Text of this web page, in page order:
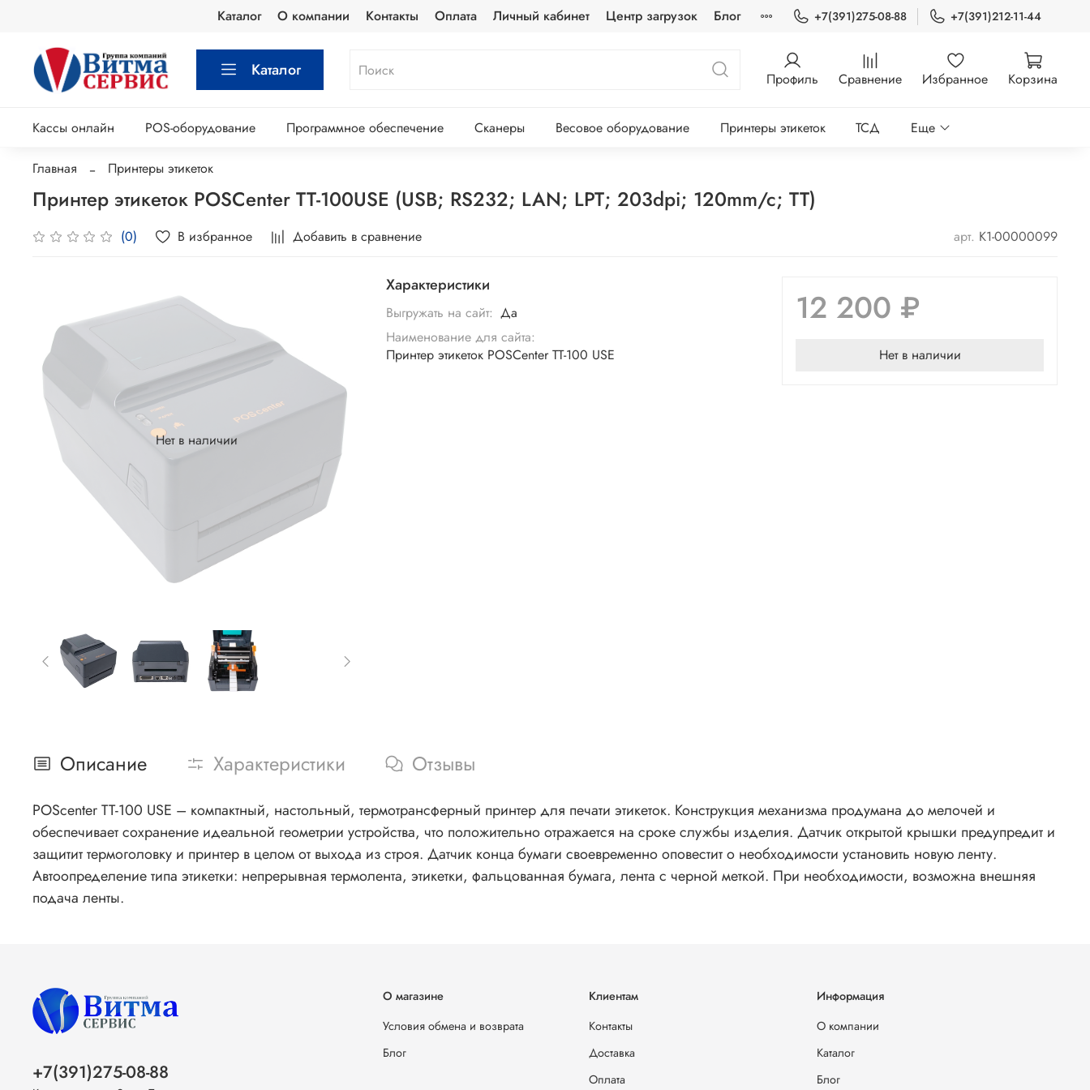
Каталог О компании Контакты Оплата Личный кабинет Центр загрузок Блог +7(391)275-08-88 +7(391)212-11-44
Каталог Профиль Сравнение Избранное Корзина
Кассы онлайн POS-оборудование Программное обеспечение Сканеры Весовое оборудование Принтеры этикеток ТСД Еще
Главная Принтеры этикеток
Принтер этикеток POSCenter TT-100USE (USB; RS232; LAN; LPT; 203dpi; 120mm/c; TT)
(0) В избранное Добавить в сравнение арт. K1-00000099
Нет в наличии
Характеристики
Выгружать на сайт: Да
Наименование для сайта:
Принтер этикеток POSCenter TT-100 USE
12 200 ₽
Нет в наличии
Описание Характеристики Отзывы
POScenter TT-100 USE – компактный, настольный, термотрансферный принтер для печати этикеток. Конструкция механизма продумана до мелочей и
обеспечивает сохранение идеальной геометрии устройства, что положительно отражается на сроке службы изделия. Датчик открытой крышки предупредит и
защитит термоголовку и принтер в целом от выхода из строя. Датчик конца бумаги своевременно оповестит о необходимости установить новую ленту.
Автоопределение типа этикетки: непрерывная термолента, этикетки, фальцованная бумага, лента с черной меткой. При необходимости, возможна внешняя
подача ленты.
О магазине
Условия обмена и возврата
Блог
Клиентам
Контакты
Доставка
Оплата
Информация
О компании
Каталог
Блог
+7(391)275-08-88